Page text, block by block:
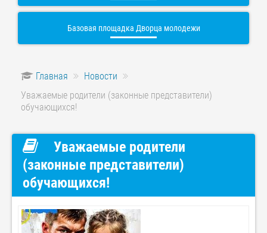
Базовая площадка Дворца молодежи
Главная
Новости
Уважаемые родители (законные представители)
обучающихся!
Уважаемые родители
(законные представители)
обучающихся!